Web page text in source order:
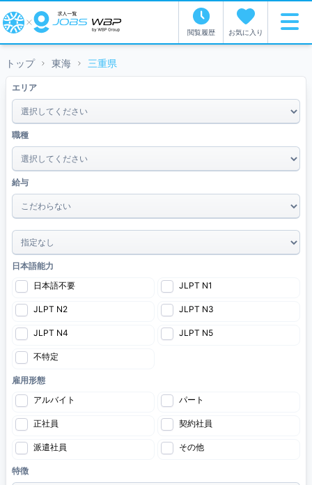
お気に入り
閲覧履歴
トップ 東海 三重県
エリア
職種
給与
日本語能力
日本語不要
JLPT N1
JLPT N2 JLPT N3
JLPT N4 JLPT N5
不特定
雇用形態
アルバイト
パート
正社員 契約社員
派遣社員 その他
特徴